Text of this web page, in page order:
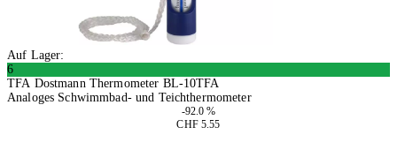
Auf Lager:
6
TFA Dostmann Thermometer BL-10TFA
Analoges Schwimmbad- und Teichthermometer
-92.0 %
CHF 5.55